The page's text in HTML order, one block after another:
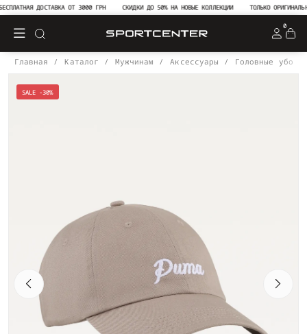
ДОСТАВКА ОТ 3000 ГРН СКИДКИ ДО 50% НА НОВЫЕ КОЛЛЕКЦИИ ТОЛЬКО
0
Главная Каталог Мужчинам Аксессуары Головные уборы
SALE -30%